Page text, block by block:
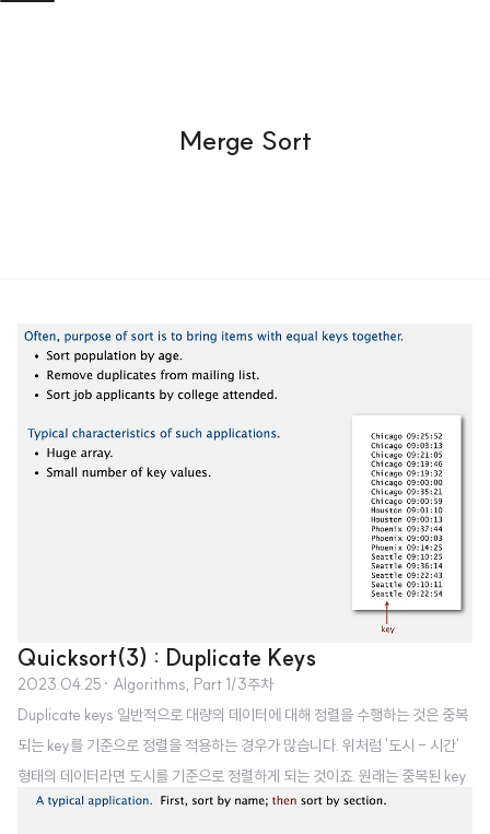
Merge Sort
Quicksort(3) : Duplicate Keys
2023.04.25 · Algorithms, Part 1/3주차
Duplicate keys 일반적으로 대량의 데이터에 대해 정렬을 수행하는 것은 중복
되는 key를 기준으로 정렬을 적용하는 경우가 많습니다. 위처럼 '도시 - 시간'
형태의 데이터라면 도시를 기준으로 정렬하게 되는 것이죠. 원래는 중복된 key
를 포함하는 데이터에 대해 퀵정렬을 수행하는 경우 quadratic(2차) 시간이 걸